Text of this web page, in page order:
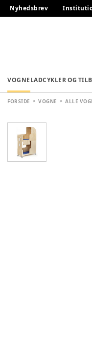
Nyhedsbrev
VOGNELADCYKLER OG
FORSIDE VOGNE ALLE